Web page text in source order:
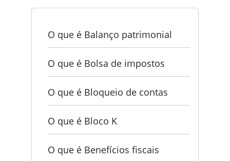
O que é Balanço patrimonial
O que é Bolsa de impostos
O que é Bloqueio de contas
O que é Bloco K
O que é Benefícios fiscais